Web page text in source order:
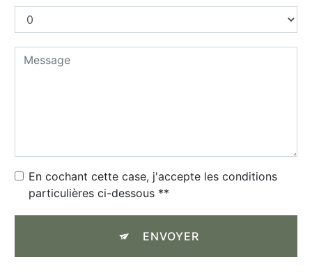
En cochant cette case, j'accepte les conditions
particulières ci-dessous **
ENVOYER